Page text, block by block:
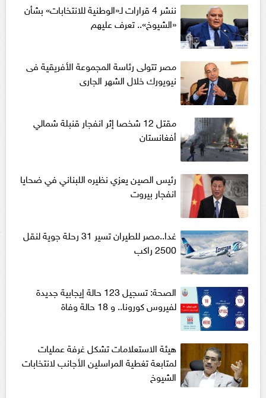
ننشر 4 قرارات لـ«الوطنية للانتخابات» بشأن
«الشيوخ».. تعرف عليهم
مصر تتولى رئاسة المجموعة الأفريقية فى
نيويورك خلال الشهر الجارى
مقتل 12 شخصا إثر انفجار قنبلة شمالي
أفغانستان
رئيس الصين يعزي نظيره اللبناني في ضحايا
انفجار بيروت
غدا..مصر للطيران تسير 31 رحلة جوية لنقل
2500 راكب
الصحة: تسجيل 123 حالة إيجابية جديدة
لفيروس كورونا.. و 18 حالة وفاة
هيئة الاستعلامات تشكل غرفة عمليات
لمتابعة تغطية المراسلين الأجانب لانتخابات
الشيوخ